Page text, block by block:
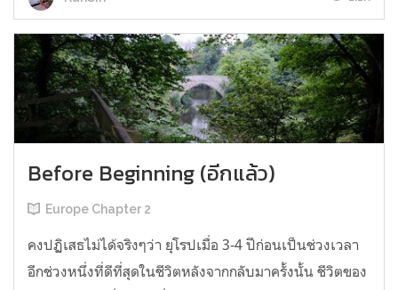
Before Beginning (อีกแล้ว)
Europe Chapter 2
คงปฏิเสธไม่ได้จริงๆว่า ยุโรปเมื่อ 3-4 ปีก่อนเป็นช่วงเวลา
อีกช่วงหนึ่งที่ดีที่สุดในชีวิตหลังจากกลับมาครั้งนั้น ชีวิตของ